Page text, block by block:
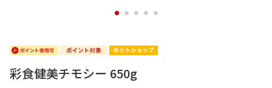
1 2 3 4 5
彩食健美チモシー 650g